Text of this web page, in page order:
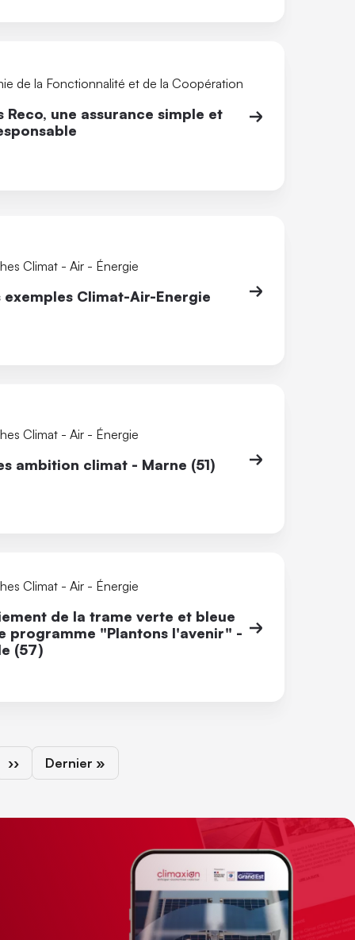
de la Fonctionnalité et de la Coopération
Reco, une assurance simple et
Climat - Air - Énergie
exemples Climat-Air-Energie
Climat - Air - Énergie
ambition climat - Marne (51)
Climat - Air - Énergie
de la trame verte et bleue
programme "Plantons l'avenir" -
(57)
Page suivante
›› Dernière page
Dernier »